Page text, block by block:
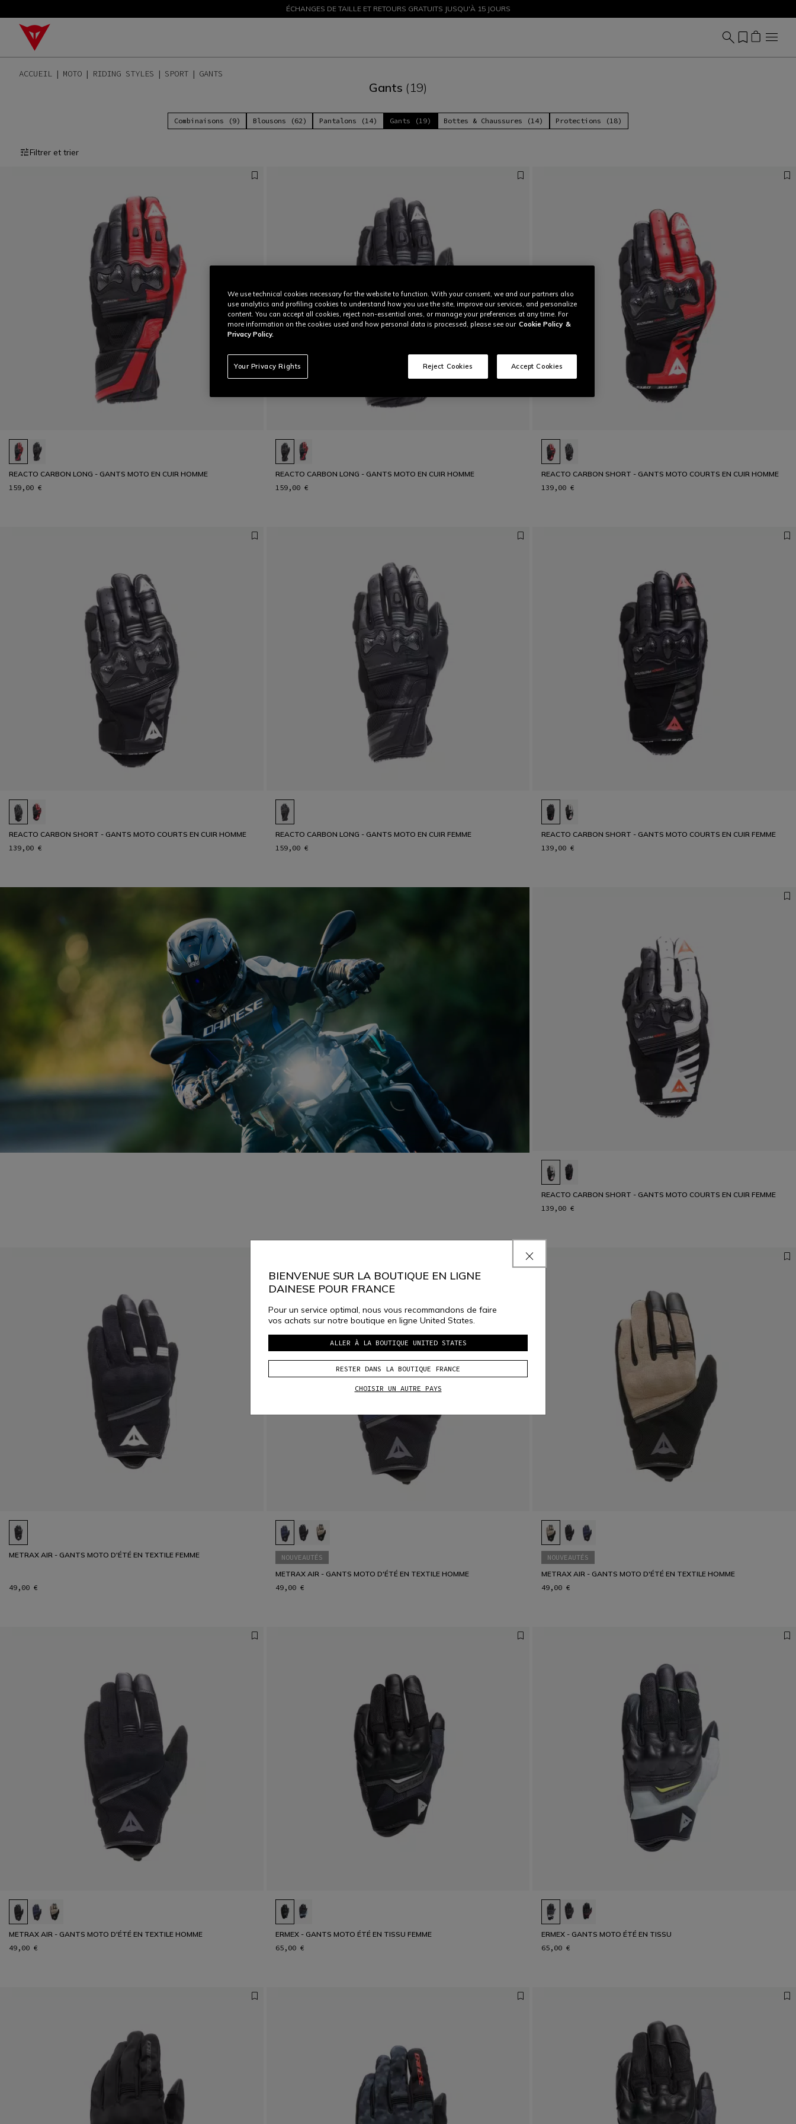
PROMOTIONS JUSQU'À-50 % – ACHETEZ MAINTENANT
ÉCHANGES DE TAILLE ET RETOURS GRATUITS JUSQU'À 15 JOURS
ACCUEIL MOTO RIDING STYLES SPORT GANTS
Gants (19)
Combinaisons (9) Blousons (62) Pantalons (14) Gants (19) Bottes & Chaussures (14) Protections (18)
Filtrer et trier
REACTO CARBON LONG - GANTS MOTO EN CUIR HOMME
159,00 €
REACTO CARBON LONG - GANTS MOTO EN CUIR HOMME
159,00 €
REACTO CARBON SHORT - GANTS MOTO COURTS EN CUIR HOMME
139,00 €
REACTO CARBON SHORT - GANTS MOTO COURTS EN CUIR HOMME
139,00 €
REACTO CARBON LONG - GANTS MOTO EN CUIR FEMME
159,00 €
REACTO CARBON SHORT - GANTS MOTO COURTS EN CUIR FEMME
139,00 €
REACTO CARBON SHORT - GANTS MOTO COURTS EN CUIR FEMME
139,00 €
METRAX AIR - GANTS MOTO D'ÉTÉ EN TEXTILE FEMME
49,00 €
NOUVEAUTÉS
METRAX AIR - GANTS MOTO D'ÉTÉ EN TEXTILE HOMME
49,00 €
NOUVEAUTÉS
METRAX AIR - GANTS MOTO D'ÉTÉ EN TEXTILE HOMME
49,00 €
METRAX AIR - GANTS MOTO D'ÉTÉ EN TEXTILE HOMME
49,00 €
ERMEX - GANTS MOTO ÉTÉ EN TISSU FEMME
65,00 €
ERMEX - GANTS MOTO ÉTÉ EN TISSU
65,00 €
BIENVENUE SUR LA BOUTIQUE EN LIGNE
DAINESE POUR FRANCE
Pour un service optimal, nous vous recommandons de faire
vos achats sur notre boutique en ligne United States.
ALLER À LA BOUTIQUE UNITED STATES
RESTER DANS LA BOUTIQUE FRANCE
CHOISIR UN AUTRE PAYS
We use technical cookies necessary for the website to function. With your consent, we and our partners also
use analytics and profiling cookies to understand how you use the site, improve our services, and personalize
content. You can accept all cookies, reject non-essential ones, or manage your preferences at any time. For
more information on the cookies used and how personal data is processed, please see our Cookie Policy &
Privacy Policy.
Your Privacy Rights Reject Cookies Accept Cookies